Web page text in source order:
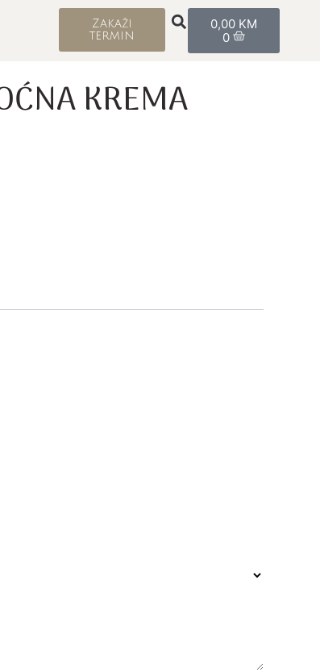
Zakaži
termin
0,00 KM
0
KREMA